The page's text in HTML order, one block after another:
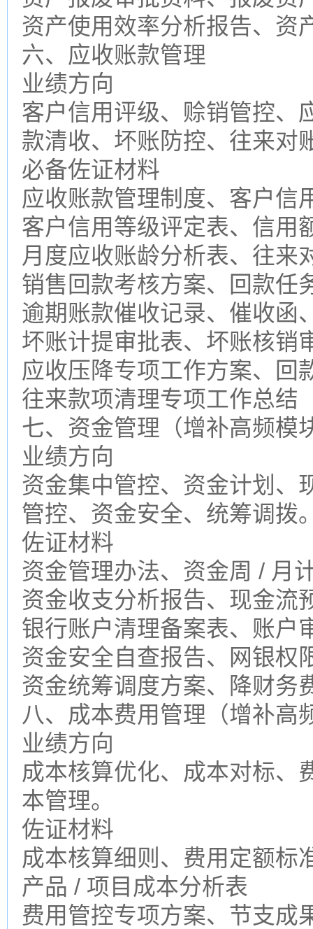
资产使用效率分析报告、资
六、应收账款管理
业绩方向
客户信用评级、赊销管控、
款清收、坏账防控、往来对
必备佐证材料
应收账款管理制度、客户信
客户信用等级评定表、信用
月度应收账龄分析表、往来
销售回款考核方案、回款任
逾期账款催收记录、催收函
坏账计提审批表、坏账核销
应收压降专项工作方案、回
往来款项清理专项工作总结
七、资金管理（增补高频模
业绩方向
资金集中管控、资金计划、
管控、资金安全、统筹调拨
佐证材料
资金管理办法、资金周 / 月
资金收支分析报告、现金流
银行账户清理备案表、账户
资金安全自查报告、网银权
资金统筹调度方案、降财务
八、成本费用管理（增补高
业绩方向
成本核算优化、成本对标、
本管理。
佐证材料
成本核算细则、费用定额标
产品 / 项目成本分析表
费用管控专项方案、节支成